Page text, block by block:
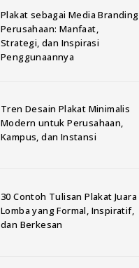
Plakat sebagai Media Branding
Perusahaan: Manfaat,
Strategi, dan Inspirasi
Penggunaannya
Tren Desain Plakat Minimalis
Modern untuk Perusahaan,
Kampus, dan Instansi
30 Contoh Tulisan Plakat Juara
Lomba yang Formal, Inspiratif,
dan Berkesan